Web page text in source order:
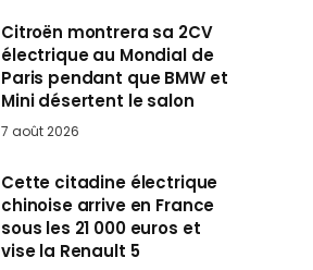
Citroën montrera sa 2CV
électrique au Mondial de
Paris pendant que BMW et
Mini désertent le salon
7 août 2026
Cette citadine électrique
chinoise arrive en France
sous les 21 000 euros et
vise la Renault 5